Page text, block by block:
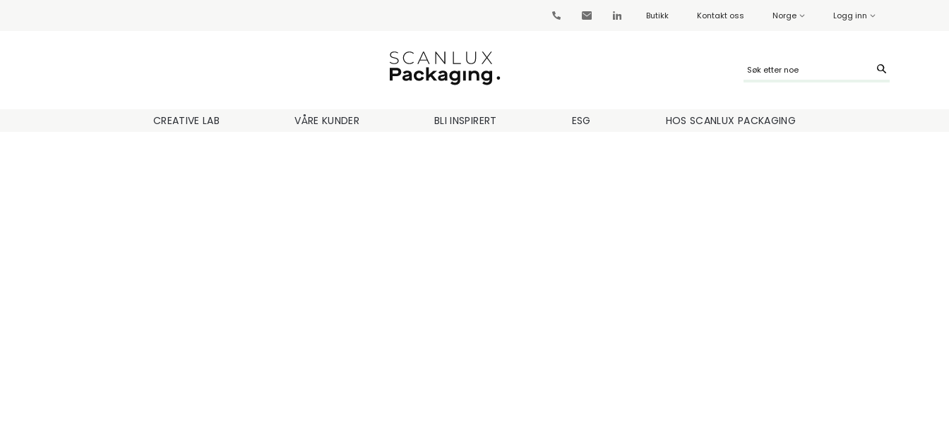
Butikk Kontakt oss Norge Logg inn
CREATIVE LAB VÅRE KUNDER BLI INSPIRERT ESG HOS SCANLUX PACKAGING